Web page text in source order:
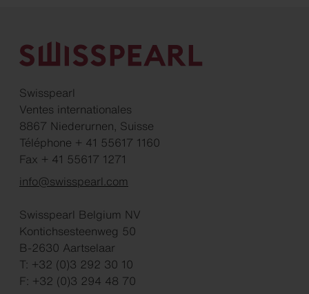
Swisspearl
Ventes internationales
8867 Niederurnen, Suisse
Téléphone + 41 55617 1160
Fax + 41 55617 1271
info@swisspearl.com
Swisspearl Belgium NV
Kontichsesteenweg 50
B-2630 Aartselaar
T: +32 (0)3 292 30 10
F: +32 (0)3 294 48 70